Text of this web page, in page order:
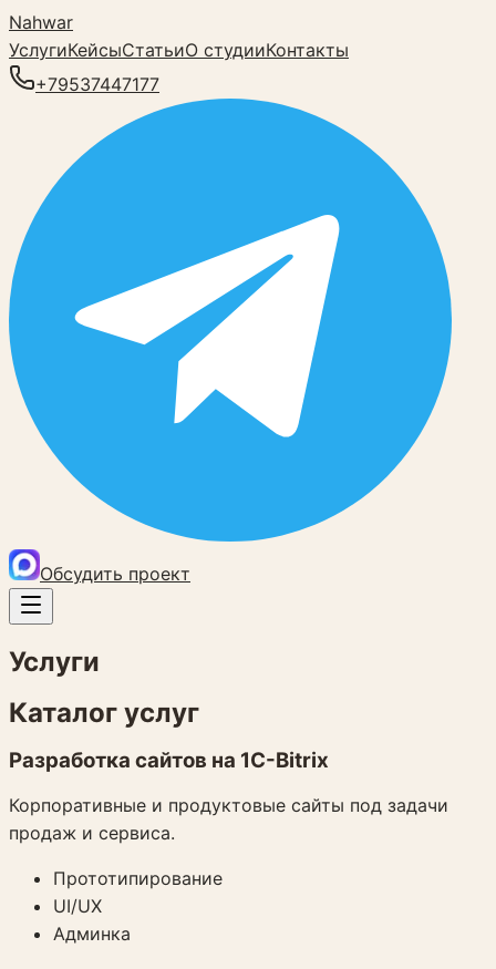
Nahwar
УслугиКейсыСтатьиО студииКонтакты
+79537447177
Обсудить проект
Услуги
Каталог услуг
Разработка сайтов на 1C-Bitrix
Корпоративные и продуктовые сайты под задачи
продаж и сервиса.
Прототипирование
UI/UX
Админка